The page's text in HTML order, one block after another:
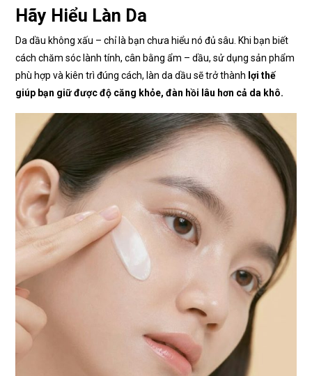
Hãy Hiểu Làn Da
Da dầu không xấu – chỉ là bạn chưa hiểu nó đủ sâu. Khi bạn biết
cách chăm sóc lành tính, cân bằng ẩm – dầu, sử dụng sản phẩm
phù hợp và kiên trì đúng cách, làn da dầu sẽ trở thành lợi thế
giúp bạn giữ được độ căng khỏe, đàn hồi lâu hơn cả da khô.